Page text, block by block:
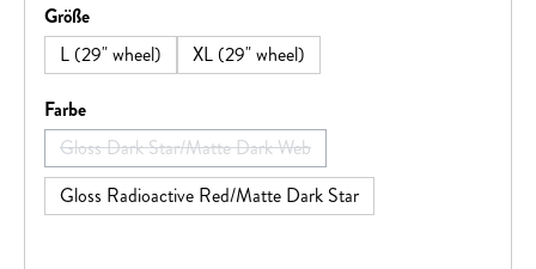
Federgabel und dem starken Bosch Performance Line CX
Motor ist es bereit für jeden deiner Wege und bringt dich
auch die steilsten Anstiege zuverlässig hinauf.
Größeauswählen
L (29" wheel)
XL (29" wheel)
Farbeauswählen
Gloss Dark Star/Matte Dark Web
(Diese Option ist zurzeit nicht verfügbar.)
Gloss Radioactive Red/Matte Dark Star